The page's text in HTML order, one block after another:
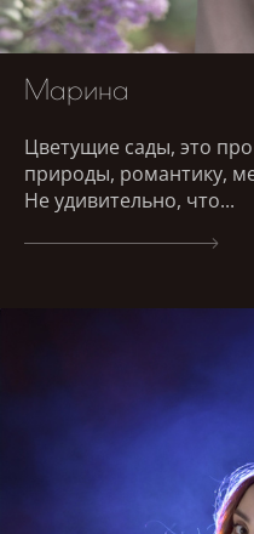
Марина
Цветущие сады, это
природы, романтику,
Не удивительно, что...